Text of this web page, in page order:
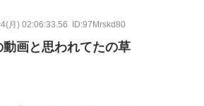
月) 02:06:33.56 ID:97Mrskd80
動画と思われてたの草